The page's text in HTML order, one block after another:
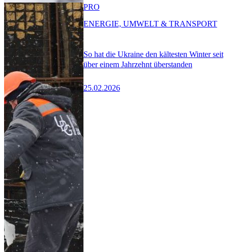
So hat die Ukraine den kältesten Winter seit
über einem Jahrzehnt überstanden
25.02.2026
PRO
ENERGIE, UMWELT & TRANSPORT